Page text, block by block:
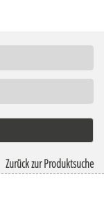
Zurück zur Produktsuche